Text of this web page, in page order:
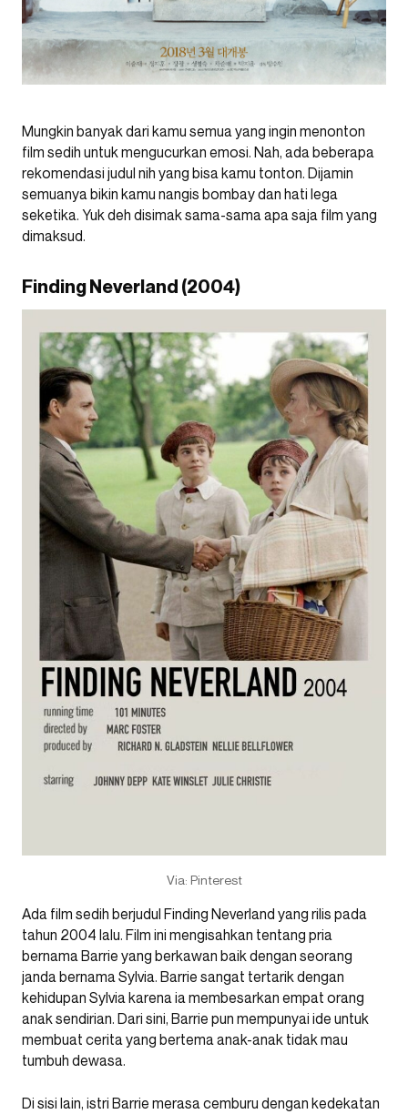
Mungkin banyak dari kamu semua yang ingin menonton
film sedih untuk mengucurkan emosi. Nah, ada beberapa
rekomendasi judul nih yang bisa kamu tonton. Dijamin
semuanya bikin kamu nangis bombay dan hati lega
seketika. Yuk deh disimak sama-sama apa saja film yang
dimaksud.
Finding Neverland (2004)
Via: Pinterest
Ada film sedih berjudul Finding Neverland yang rilis pada
tahun 2004 lalu. Film ini mengisahkan tentang pria
bernama Barrie yang berkawan baik dengan seorang
janda bernama Sylvia. Barrie sangat tertarik dengan
kehidupan Sylvia karena ia membesarkan empat orang
anak sendirian. Dari sini, Barrie pun mempunyai ide untuk
membuat cerita yang bertema anak-anak tidak mau
tumbuh dewasa.
Di sisi lain, istri Barrie merasa cemburu dengan kedekatan